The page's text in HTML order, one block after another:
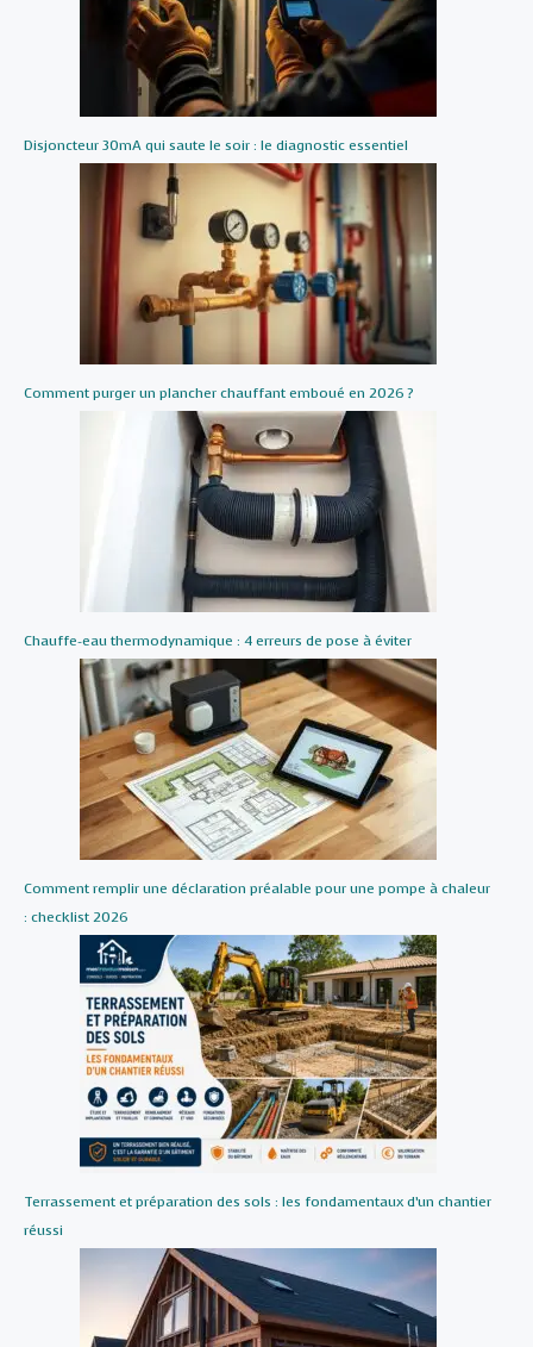
Disjoncteur 30mA qui saute le soir : le diagnostic essentiel
Comment purger un plancher chauffant emboué en 2026 ?
Chauffe-eau thermodynamique : 4 erreurs de pose à éviter
Comment remplir une déclaration préalable pour une pompe à chaleur
: checklist 2026
Terrassement et préparation des sols : les fondamentaux d’un chantier
réussi